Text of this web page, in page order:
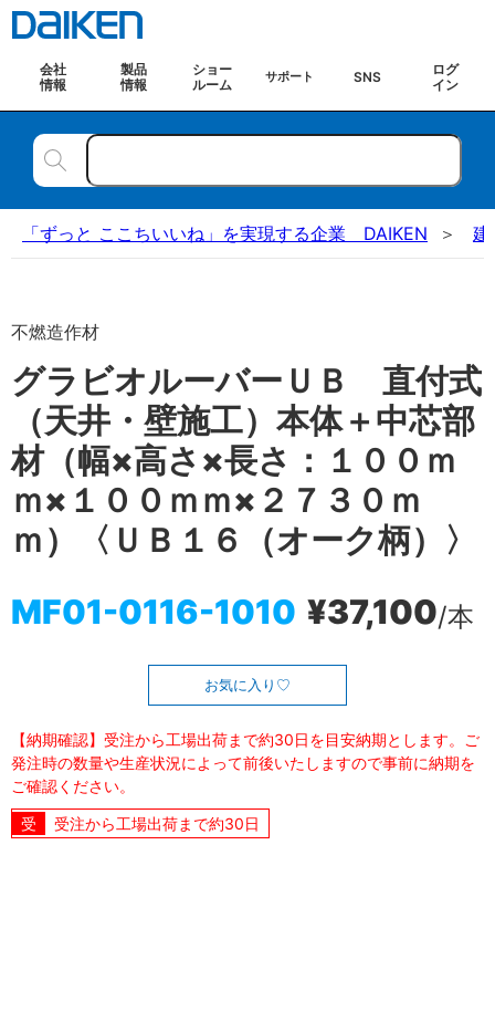
会社
情報
製品
情報
ショー
ルーム
サポート SNS
ログ
イン
「ずっと ここちいいね」を実現する企業 DAIKEN 建
不燃造作材
グラビオルーバーＵＢ 直付式
（天井・壁施工）本体＋中芯部
材（幅×高さ×長さ：１００ｍ
ｍ×１００ｍｍ×２７３０ｍ
ｍ）〈ＵＢ１６（オーク柄）〉
MF01-0116-1010 ¥37,100/本
お気に入り
【納期確認】受注から工場出荷まで約30日を目安納期とします。ご
発注時の数量や生産状況によって前後いたしますので事前に納期を
ご確認ください。
受注から工場出荷まで約30日